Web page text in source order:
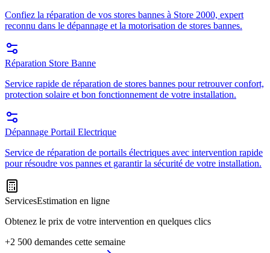
Confiez la réparation de vos stores bannes à Store 2000, expert
reconnu dans le dépannage et la motorisation de stores bannes.
Réparation Store Banne
Service rapide de réparation de stores bannes pour retrouver confort,
protection solaire et bon fonctionnement de votre installation.
Dépannage Portail Electrique
Service de réparation de portails électriques avec intervention rapide
pour résoudre vos pannes et garantir la sécurité de votre installation.
ServicesEstimation en ligne
Obtenez le prix de votre intervention en quelques clics
+2 500 demandes cette semaine